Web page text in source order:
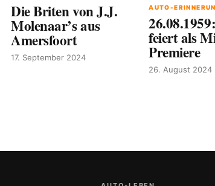
Die Briten von J.J.
Molenaar’s aus
Amersfoort
17. September 2024
AUTO-
feiert als
Premiere
26. August 2024